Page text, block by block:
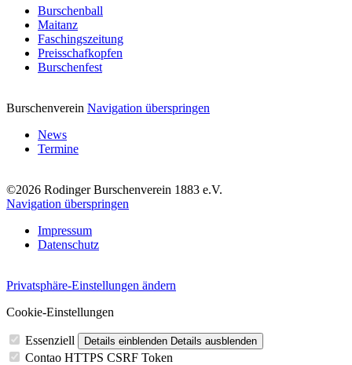
Burschenball
Maitanz
Faschingszeitung
Preisschafkopfen
Burschenfest
Burschenverein Navigation überspringen
News
Termine
©2026 Rodinger Burschenverein 1883 e.V.
Navigation überspringen
Impressum
Datenschutz
Privatsphäre-Einstellungen ändern
Cookie-Einstellungen
Essenziell Details einblenden Details ausblenden
Contao HTTPS CSRF Token